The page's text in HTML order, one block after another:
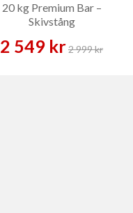
20 kg Premium Bar –
Skivstång
2 549 kr2 999 kr